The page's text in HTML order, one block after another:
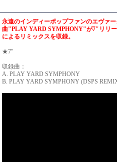
永遠のインディーポップファンのエヴァ
曲"PLAY YARD SYMPHONY"が7"リリー
によるリミックスを収録。
★7"
収録曲：
A. PLAY YARD SYMPHONY
B. PLAY YARD SYMPHONY (DSPS